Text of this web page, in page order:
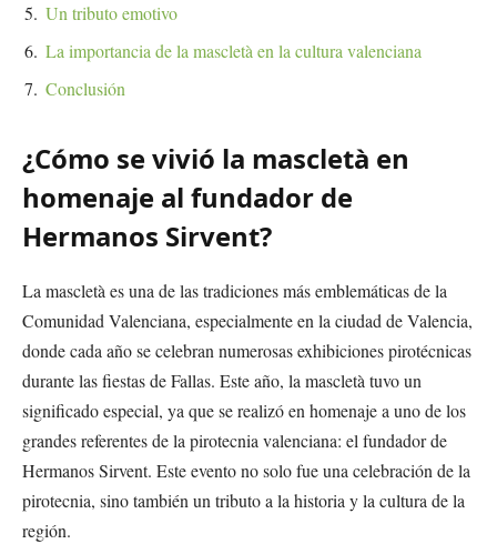
Un tributo emotivo
La importancia de la mascletà en la cultura valenciana
Conclusión
¿Cómo se vivió la mascletà en
homenaje al fundador de
Hermanos Sirvent?
La mascletà es una de las tradiciones más emblemáticas de la
Comunidad Valenciana, especialmente en la ciudad de Valencia,
donde cada año se celebran numerosas exhibiciones pirotécnicas
durante las fiestas de Fallas. Este año, la mascletà tuvo un
significado especial, ya que se realizó en homenaje a uno de los
grandes referentes de la pirotecnia valenciana: el fundador de
Hermanos Sirvent. Este evento no solo fue una celebración de la
pirotecnia, sino también un tributo a la historia y la cultura de la
región.